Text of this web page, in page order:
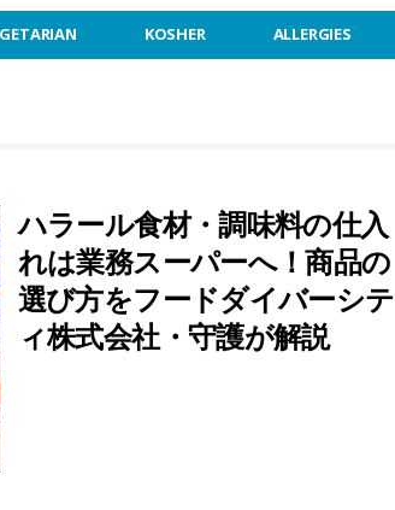
KOSHER ALLERGIES
ハラール食材・調味料の仕入
れは業務スーパーへ！商品の
選び方をフードダイバーシテ
ィ株式会社・守護が解説